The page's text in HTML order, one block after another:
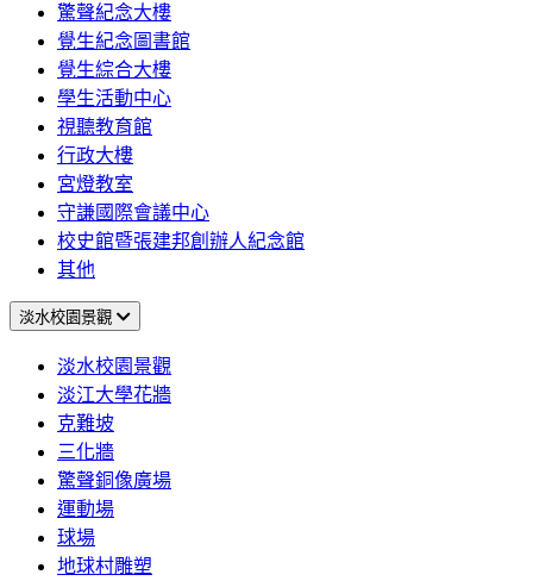
驚聲紀念大樓
覺生紀念圖書館
覺生綜合大樓
學生活動中心
視聽教育館
行政大樓
宮燈教室
守謙國際會議中心
校史館暨張建邦創辦人紀念館
其他
淡水校園景觀
淡水校園景觀
淡江大學花牆
克難坡
三化牆
驚聲銅像廣場
運動場
球場
地球村雕塑